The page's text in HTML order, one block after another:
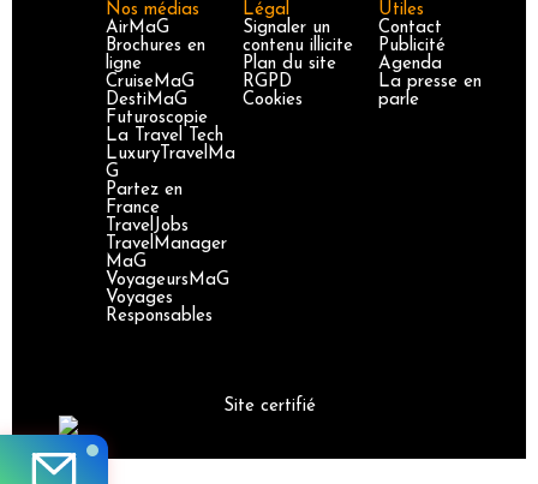
Nos médias
AirMaG
Brochures en
ligne
CruiseMaG
DestiMaG
Futuroscopie
La Travel Tech
LuxuryTravelMa
G
Partez en
France
TravelJobs
TravelManager
MaG
VoyageursMaG
Voyages
Responsables
Légal
Signaler un
contenu illicite
Plan du site
RGPD
Cookies
Utiles
Contact
Publicité
Agenda
La presse en
parle
Site certifié